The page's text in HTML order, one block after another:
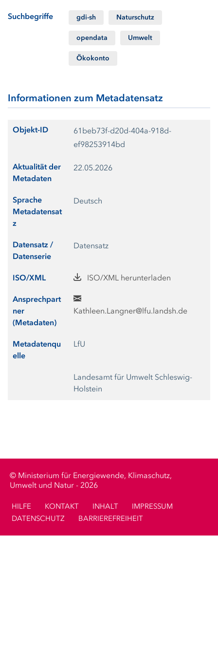
Suchbegriffe gdi-sh Naturschutz
opendata Umwelt
Ökokonto
Informationen zum Metadatensatz
Objekt-ID
61beb73f-d20d-404a-918d-
ef98253914bd
Aktualität der
Metadaten
22.05.2026
Sprache
Metadatensat
z
Deutsch
Datensatz /
Datenserie
Datensatz
ISO/XML ISO/XML herunterladen
Ansprechpart
ner
(Metadaten)
Kathleen.Langner@lfu.landsh.de
Metadatenqu
elle
LfU
Landesamt für Umwelt Schleswig-
Holstein
Ministerium für Energiewende, Klimaschutz,
Umwelt und Natur - 2026
HILFE KONTAKT INHALT
IMPRESSUM
DATENSCHUTZ
BARRIEREFREIHEIT